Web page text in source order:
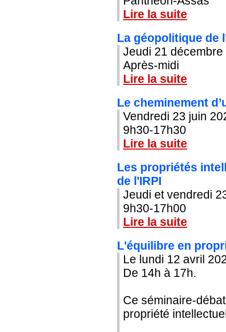
Lire la suite
La géopolitique de
Jeudi 21 décembre
Après-midi
Lire la suite
Le cheminement
Vendredi 23 juin
9h30-17h30
Lire la suite
Les propriétés
de l'IRPI
Jeudi et vendredi
9h30-17h00
Lire la suite
L'équilibre en
Le lundi 12 avril
De 14h à 17h.
Ce séminaire-
propriété